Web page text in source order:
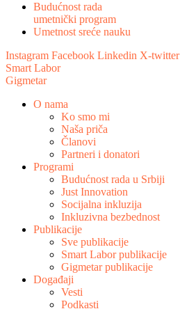
Budućnost rada
umetnički program
Umetnost sreće nauku
Instagram Facebook Linkedin X-twitter
Smart Labor
Gigmetar
O nama
Ko smo mi
Naša priča
Članovi
Partneri i donatori
Programi
Budućnost rada u Srbiji
Just Innovation
Socijalna inkluzija
Inkluzivna bezbednost
Publikacije
Sve publikacije
Smart Labor publikacije
Gigmetar publikacije
Događaji
Vesti
Podkasti